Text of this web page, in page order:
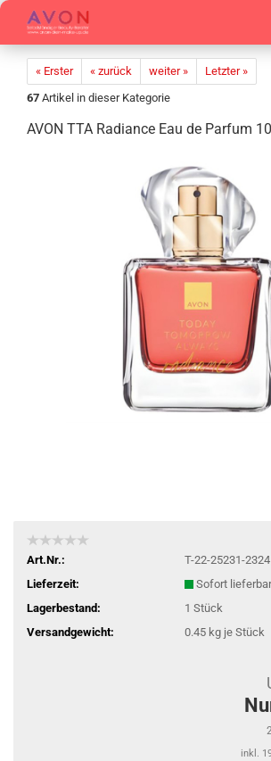
« Erster « zurück weiter »
Letzter »
67 Artikel in dieser Kategorie
AVON TTA Ra­di­an­ce Eau de Par­fum
Art.Nr.:
T-22-25231-2324
Lieferzeit:
Sofort
Lagerbestand:
1 Stück
Versandgewicht:
0.45kg je Stück
inkl.